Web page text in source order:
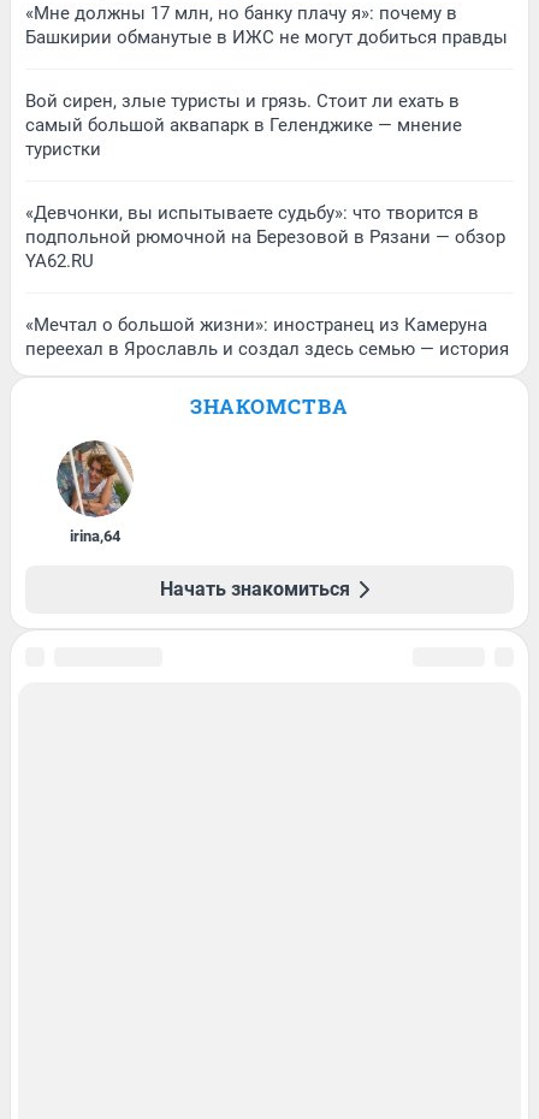
«Мне должны 17 млн, но банку плачу я»: почему в
Башкирии обманутые в ИЖС не могут добиться правды
Вой сирен, злые туристы и грязь. Стоит ли ехать в
самый большой аквапарк в Геленджике — мнение
туристки
«Девчонки, вы испытываете судьбу»: что творится в
подпольной рюмочной на Березовой в Рязани — обзор
YA62.RU
«Мечтал о большой жизни»: иностранец из Камеруна
переехал в Ярославль и создал здесь семью — история
ЗНАКОМСТВА
irina,64
Начать знакомиться